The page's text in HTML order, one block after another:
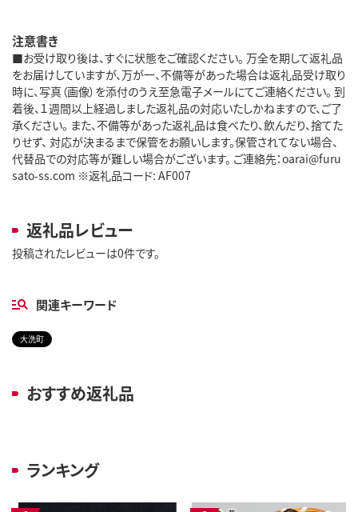
注意書き
■お受け取り後は、すぐに状態をご確認ください。 万全を期して返礼品
をお届けしていますが、万が一、不備等があった場合は返礼品受け取り
時に、写真（画像）を添付のうえ至急電子メールにてご連絡ください。 到
着後、１週間以上経過しました返礼品の対応いたしかねますので、ご了
承ください。 また、不備等があった返礼品は食べたり、飲んだり、捨てた
りせず、 対応が決まるまで保管をお願いします。保管されてない場合、
代替品での対応等が難しい場合がございます。 ご連絡先：oarai@furu
sato-ss.com ※返礼品コード: AF007
返礼品レビュー
投稿されたレビューは0件です。
関連キーワード
大洗町
おすすめ返礼品
ランキング